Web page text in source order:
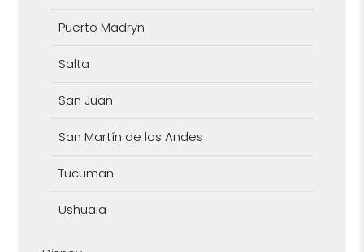
Puerto Madryn
Salta
San Juan
San Martín de los Andes
Tucuman
Ushuaia